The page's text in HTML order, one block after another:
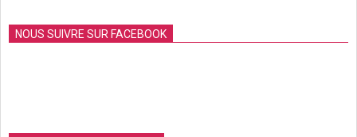
NOUS SUIVRE SUR FACEBOOK